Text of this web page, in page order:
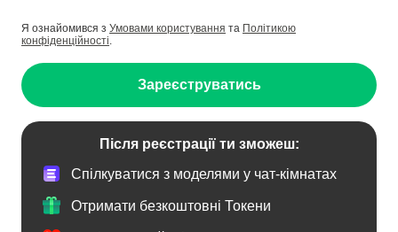
Я ознайомився з Умовами користування та Політикою
конфіденційності.
Зареєструватись
Після реєстрації ти зможеш:
Спілкуватися з моделями у чат-кімнатах
Отримати безкоштовні Токени